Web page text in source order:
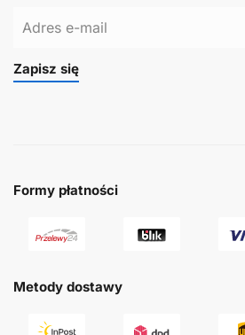
Zapisz się
Formy płatności
Metody dostawy